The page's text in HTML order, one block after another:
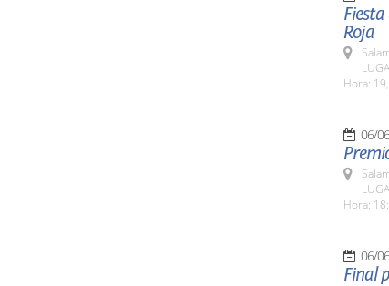
Roja
Hora:
06/
Hora:
06/
Final